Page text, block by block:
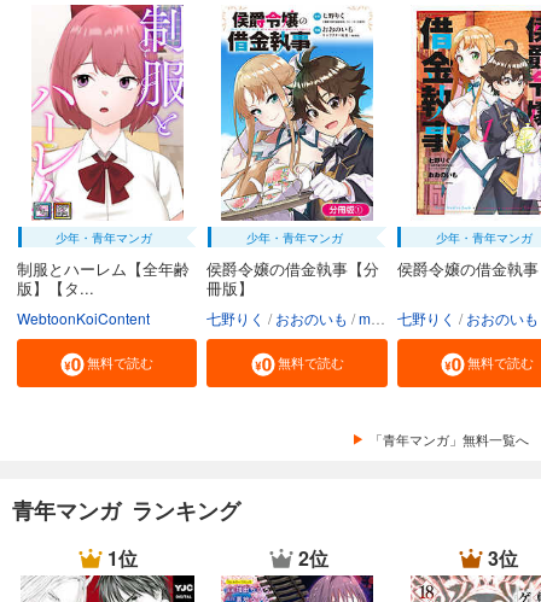
少年・青年マンガ
制服とハーレム【全年齢
版】【タ...
WebtoonKoiContent
無料で読む
少年・青年マンガ
侯爵令嬢の借金執事【分
冊版】
七野りく おおのいも mmu
無料で読む
少年・青年マンガ
侯爵令嬢の借金執事
七野りく おおのいも
無料で読む
「青年マンガ」無料一覧へ
青年マンガ ランキング
1位 2位 3位